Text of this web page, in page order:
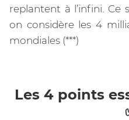
replantent à l’infini. Ce
on considère les 4
mondiales (***)
Les 4 points